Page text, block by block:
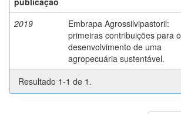
2019
Embrapa Agrossilvipastoril:
primeiras contribuições para o
desenvolvimento de uma
agropecuária sustentável.
Resultado 1-1 de 1.